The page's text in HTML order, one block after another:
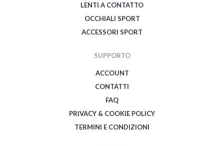
LENTI A CONTATTO
OCCHIALI SPORT
ACCESSORI SPORT
SUPPORTO
ACCOUNT
CONTATTI
FAQ
PRIVACY & COOKIE POLICY
TERMINI E CONDIZIONI